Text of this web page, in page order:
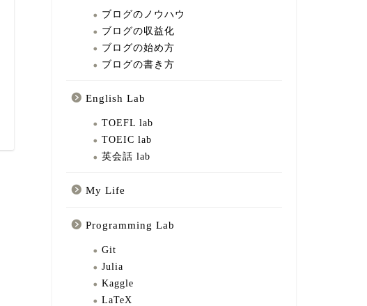
ブログのノウハウ
ブログの収益化
ブログの始め方
ブログの書き方
English Lab
TOEFL lab
TOEIC lab
英会話 lab
My Life
Programming Lab
Git
Julia
Kaggle
LaTeX